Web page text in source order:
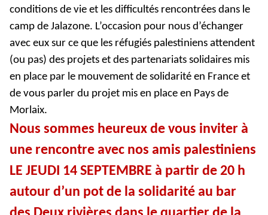
conditions de vie et les difficultés rencontrées dans le
camp de Jalazone. L’occasion pour nous d’échanger
avec eux sur ce que les réfugiés palestiniens attendent
(ou pas) des projets et des partenariats solidaires mis
en place par le mouvement de solidarité en France et
de vous parler du projet mis en place en Pays de
Morlaix.
Nous sommes heureux de vous inviter à
une rencontre avec nos amis palestiniens
LE JEUDI 14 SEPTEMBRE à partir de 20 h
autour d’un pot de la solidarité au bar